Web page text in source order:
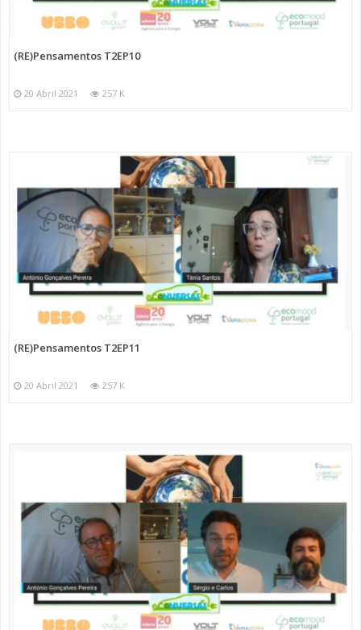
(RE)Pensamentos T2EP10
20 Abril 2021 257 K
(RE)Pensamentos T2EP11
20 Abril 2021 257 K